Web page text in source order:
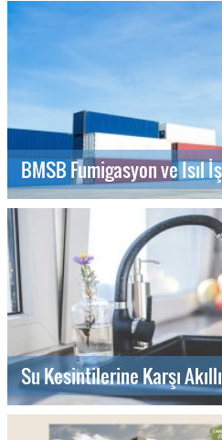
BMSB Fumigasyon ve Isıl
Su Kesintilerine Karşı